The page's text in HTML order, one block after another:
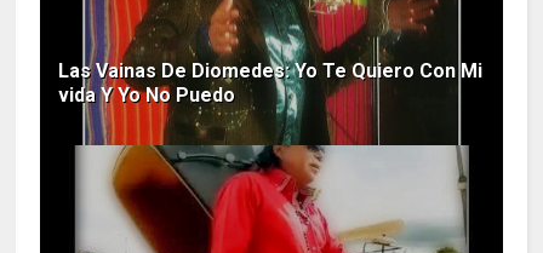
Las Vainas De Diomedes: Yo Te Quiero Con Mi
vida Y Yo No Puedo